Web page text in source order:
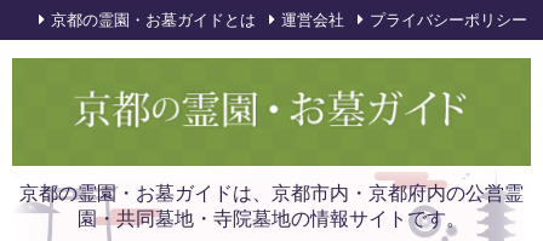
京都の霊園・お墓ガイドは、京都市内・京都府内の公営霊
園・共同墓地・寺院墓地の情報サイトです。
京都の霊園・お墓ガイドとは 運営会社 プライバシーポリシー